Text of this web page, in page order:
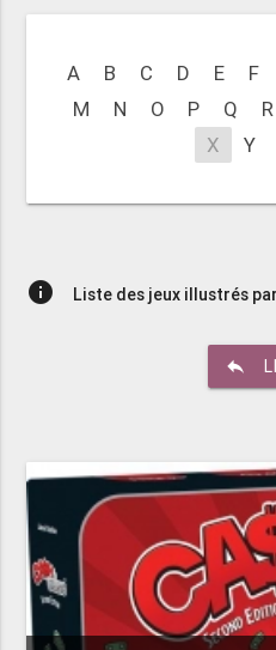
A B C D E F
M
N O P Q R
X
Y
info Liste des jeux illustrés
reply